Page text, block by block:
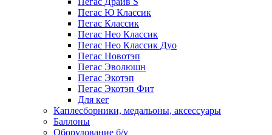
Пегас Ю Классик
Пегас Классик
Пегас Нео Классик
Пегас Нео Классик Дуо
Пегас Новотэп
Пегас Эволюшн
Пегас Экотэп
Пегас Экотэп Фит
Для кег
Каплесборники, медальоны, аксессуары
Баллоны
Оборудование б/у